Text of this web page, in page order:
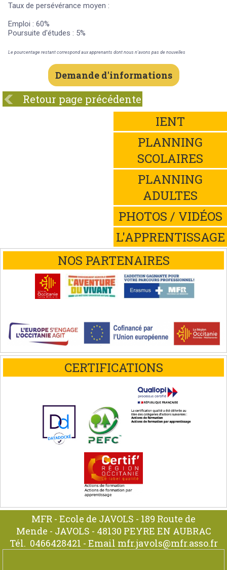
Taux de persévérance moyen :
Emploi : 60%
Poursuite d'études : 5%
Le pourcentage restant correspond aux apprenants dont nous n'avons pas de nouvelles
Demande d'informations
Retour page précédente
IENT
PLANNING
SCOLAIRES
PLANNING
ADULTES
PHOTOS / VIDÉOS
L'APPRENTISSAGE
NOS PARTENAIRES
CERTIFICATIONS
MFR - Ecole de JAVOLS - 189 Route de
Mende - JAVOLS - 48130 PEYRE EN AUBRAC
Tél. 0466428421 - Email mfr.javols@mfr.asso.fr